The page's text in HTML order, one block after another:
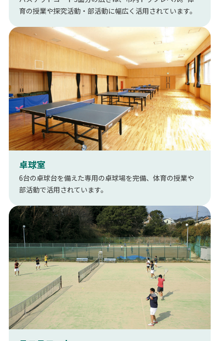
育の授業や探究活動・部活動に幅広く活用されています。
卓球室
6台の卓球台を備えた専用の卓球場を完備、体育の授業や
部活動で活用されています。